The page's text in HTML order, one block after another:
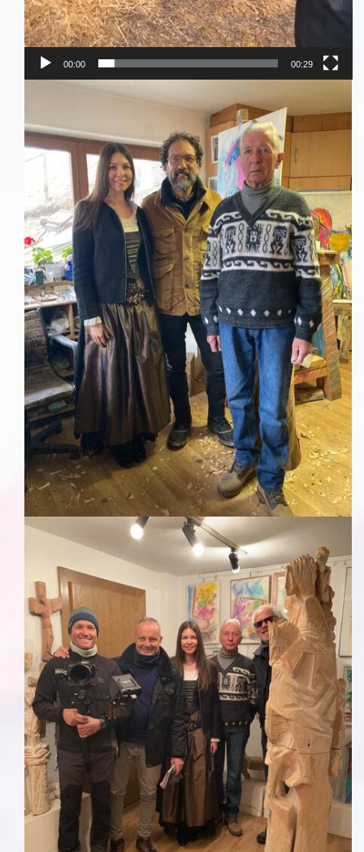
00:00 00:29